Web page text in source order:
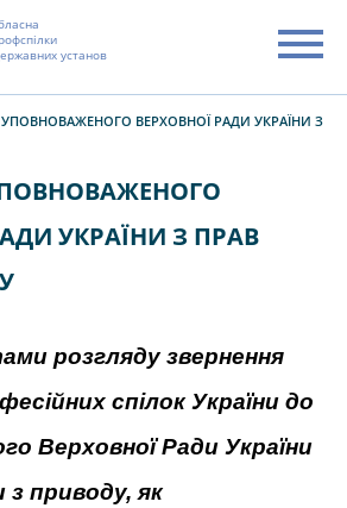
установ
УПОВНОВАЖЕНОГО ВЕРХОВНОЇ РАДИ УКРАЇНИ З
УКРАЇНИ З ПРАВ
розгляду звернення
спілок України до
Верховної Ради України
приводу, як